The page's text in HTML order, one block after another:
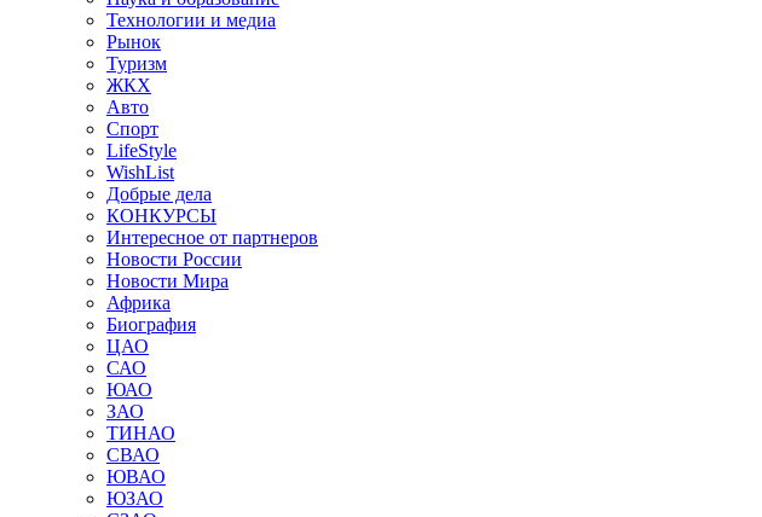
Технологии и медиа
Рынок
Туризм
ЖКХ
Авто
Спорт
LifeStyle
WishList
Добрые дела
КОНКУРСЫ
Интересное от партнеров
Новости России
Новости Мира
Африка
Биография
ЦАО
САО
ЮАО
ЗАО
ТИНАО
СВАО
ЮВАО
ЮЗАО